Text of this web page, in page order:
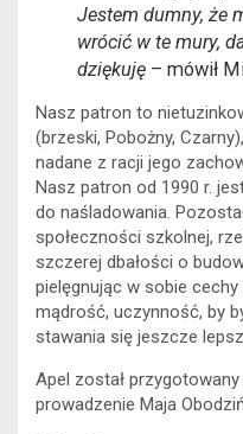
Jestem dumny, że
wrócić w te mury,
dziękuję – mówił
Nasz patron to
(brzeski, Pobożny,
nadane z racji jego
Nasz patron od 1990 r.
do naśladowania.
społeczności szkolnej,
szczerej dbałości o
pielęgnując w sobie
mądrość, uczynność, by
stawania się jeszcze
Apel został
prowadzenie Maja